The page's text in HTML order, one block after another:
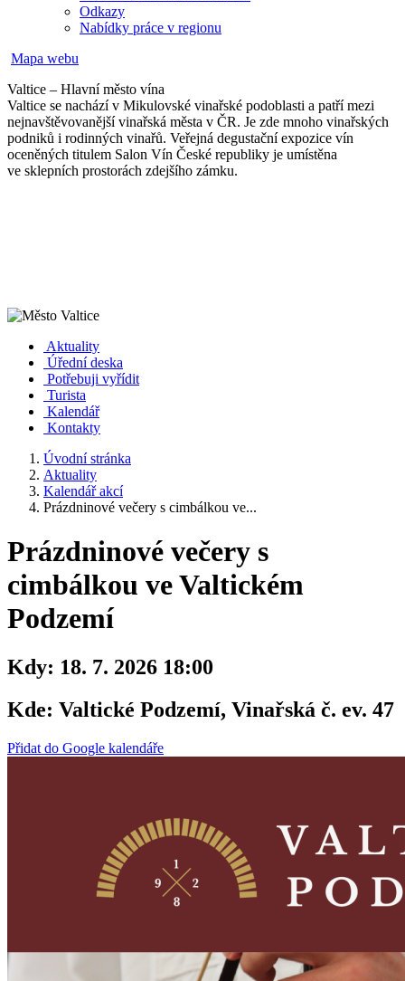
Odkazy
Nabídky práce v regionu
Mapa webu
Valtice – Hlavní město vína
Valtice se nachází v Mikulovské vinařské podoblasti a patří mezi
nejnavštěvovanější vinařská města v ČR. Je zde mnoho vinařských
podniků i rodinných vinařů. Veřejná degustační expozice vín
oceněných titulem Salon Vín České republiky je umístěna
ve sklepních prostorách zdejšího zámku.
Aktuality
Úřední deska
Potřebuji vyřídit
Turista
Kalendář
Kontakty
Úvodní stránka
Aktuality
Kalendář akcí
Prázdninové večery s cimbálkou ve...
Prázdninové večery s
cimbálkou ve Valtickém
Podzemí
Kdy: 18. 7. 2026 18:00
Kde: Valtické Podzemí, Vinařská č. ev. 47
Přidat do Google kalendáře